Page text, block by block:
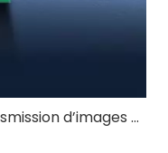
Comment un système de transmission d’images de drone à longue portée de 4 km garantit-il une qualité vidéo stable ?